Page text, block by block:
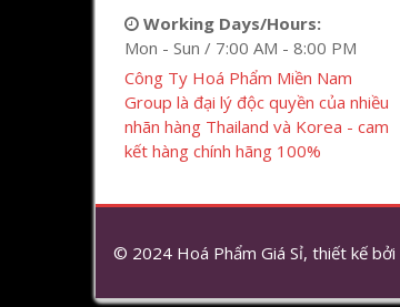
Working Days/Hours:
Mon - Sun / 7:00 AM - 8:00 PM
Công Ty Hoá Phẩm Miền Nam
Group là đại lý độc quyền của nhiều
nhãn hàng Thailand và Korea - cam
kết hàng chính hãng 100%
© 2024 Hoá Phẩm Giá Sỉ, thiết kế bởi